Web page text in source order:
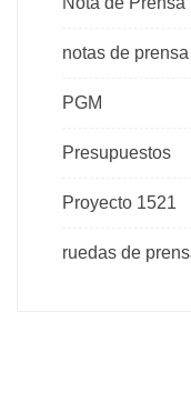
notas de prensa
PGM
Presupuestos
Proyecto 1521
ruedas de